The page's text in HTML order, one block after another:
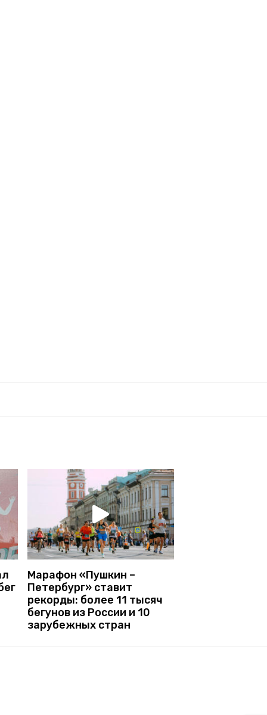
Марафон «Пушкин –
Петербург» ставит
рекорды: более 11 тысяч
бегунов из России и 10
зарубежных стран